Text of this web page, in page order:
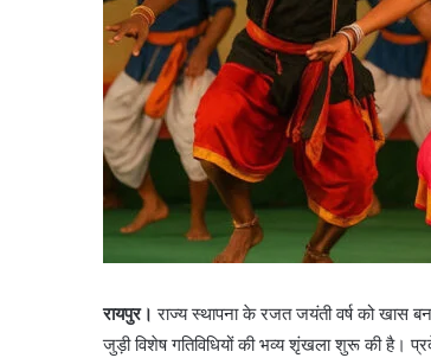
रायपुर।राज्य स्थापना के रजत जयंती वर्ष को खास
जुड़ी विशेष गतिविधियों की भव्य शृंखला शुरू की है।